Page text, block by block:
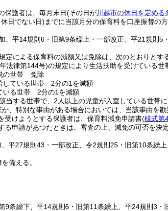
保護者は、毎月末日(その日が川越市の休日を定める
日でない日) までに当該月分の保育料を口座振替の
、平14規則6・旧第9条繰上・一部改正、平21規則
定による保育料の減額又は免除は、次のとおりとする
法律第144号)の規定により生活扶助を受けている
の世帯 免除
している世帯 2分の1を減額
いる世帯 2分の1を減額
当する世帯で、2人以上の児童が入室している世帯
、特別な事由がある場合においては、当該事由を
受けようとする保護者は、保育料減免申請書(様式第
る申請があつたときは、審査の上、減免の可否を決
平27規則43・一部改正、令2規則25・旧第10条繰
備える。
9条繰下、平14規則6・旧第11条繰上、平24規則3